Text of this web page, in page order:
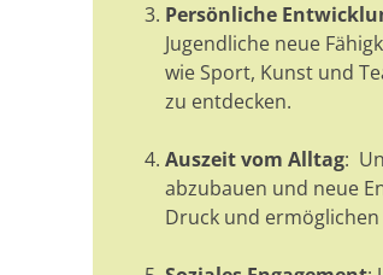
Persönliche
Jugendliche neue
wie Sport, Kunst und
zu entdecken.
Auszeit vom Alltag:
abzubauen und neue
Druck und